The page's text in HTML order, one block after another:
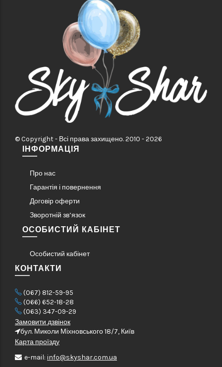
© Copyright - Всі права захищено. 2010 - 2026
ІНФОРМАЦІЯ
Про нас
Гарантія і повернення
Договір оферти
Зворотній зв’язок
ОСОБИСТИЙ КАБІНЕТ
Особистий кабінет
КОНТАКТИ
(067) 812-59-95
(066) 652-18-28
(063) 347-09-29
Замовити дзвінок
бул. Миколи Міхновського 18/7, Київ
Карта проїзду
e-mail: info@skyshar.com.ua